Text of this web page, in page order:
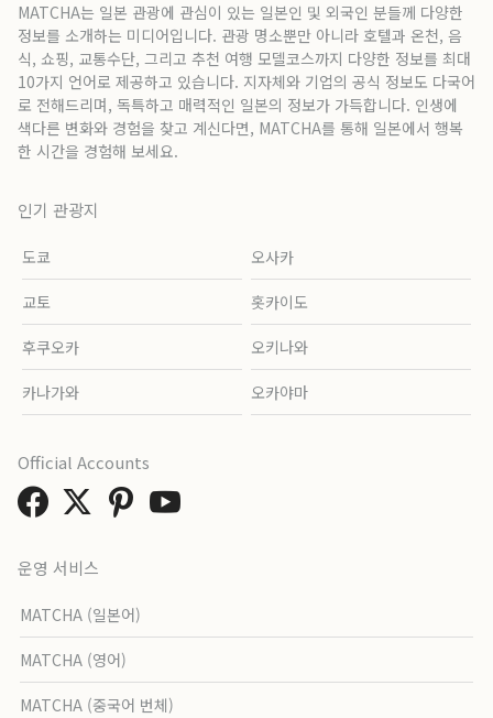
MATCHA는 일본 관광에 관심이 있는 일본인 및 외국인 분들께 다양한
정보를 소개하는 미디어입니다. 관광 명소뿐만 아니라 호텔과 온천, 음
식, 쇼핑, 교통수단, 그리고 추천 여행 모델코스까지 다양한 정보를 최대
10가지 언어로 제공하고 있습니다. 지자체와 기업의 공식 정보도 다국어
로 전해드리며, 독특하고 매력적인 일본의 정보가 가득합니다. 인생에
색다른 변화와 경험을 찾고 계신다면, MATCHA를 통해 일본에서 행복
한 시간을 경험해 보세요.
인기 관광지
도쿄 오사카
교토 홋카이도
후쿠오카 오키나와
카나가와 오카야마
운영 서비스
MATCHA (일본어)
MATCHA (영어)
MATCHA (중국어 번체)
Official Accounts